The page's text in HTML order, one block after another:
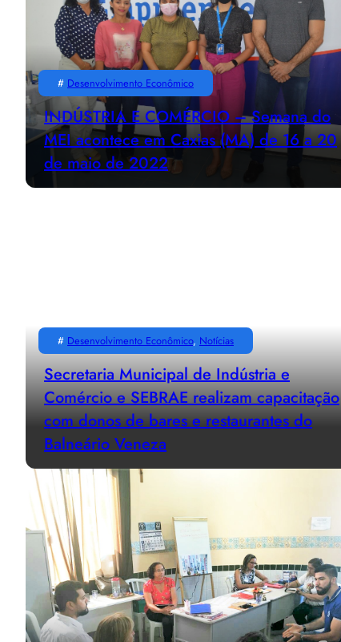
# Desenvolvimento Econômico
INDÚSTRIA E COMÉRCIO – Semana do
MEI acontece em Caxias (MA) de 16 a 20
de maio de 2022
# Desenvolvimento Econômico, Notícias
Secretaria Municipal de Indústria e
Comércio e SEBRAE realizam capacitação
com donos de bares e restaurantes do
Balneário Veneza